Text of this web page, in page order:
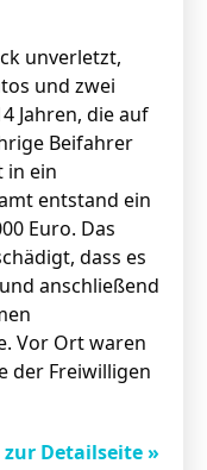
unverletzt,
und zwei
Jahren, die auf
Beifahrer
in ein
entstand ein
Euro. Das
dass es
anschließend
Vor Ort waren
der Freiwilligen
zur Detailseite »